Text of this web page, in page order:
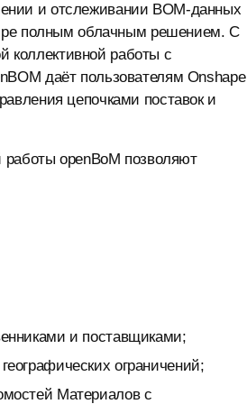
и отслеживании BOM-данных
полным облачным решением. С
коллективной работы с
даёт пользователям Onshape
цепочками поставок и
openBoM позволяют
и поставщиками;
ограничений;
Материалов с